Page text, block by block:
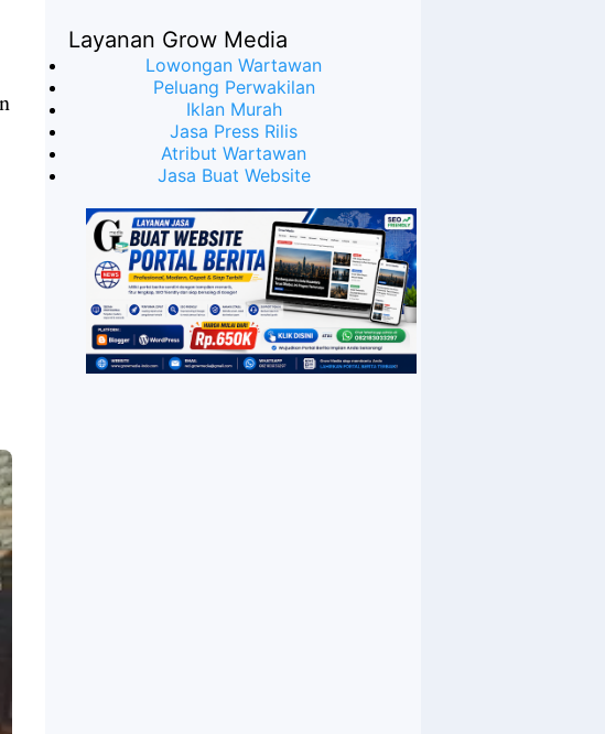
Layanan Grow Media
Lowongan Wartawan
Peluang Perwakilan
Iklan Murah
Jasa Press Rilis
Atribut Wartawan
Jasa Buat Website